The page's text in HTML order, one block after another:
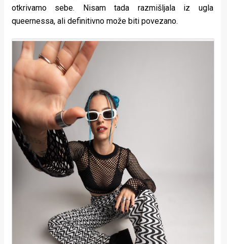
otkrivamo sebe. Nisam tada razmišljala iz ugla
queernessa, ali definitivno može biti povezano.